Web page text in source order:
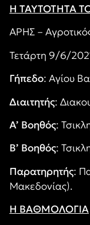
Η ΤΑΥΤΟΤΗΤΑ
ΑΡΗΣ –
Τετάρτη 9/6/
Γήπεδο: Αγίου
Διαιτητής:
Α’ Βοηθός:
Β’ Βοηθός:
Παρατηρητής:
Μακεδονίας).
Η ΒΑΘΜΟΛΟΓΙΑ